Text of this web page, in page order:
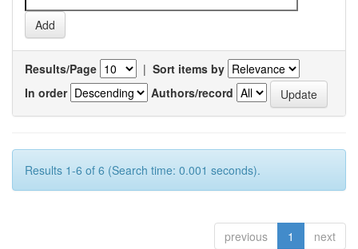
Results/Page | Sort items by
In order
Authors/record
Results 1-6 of 6 (Search time: 0.001 seconds).
previous 1 next